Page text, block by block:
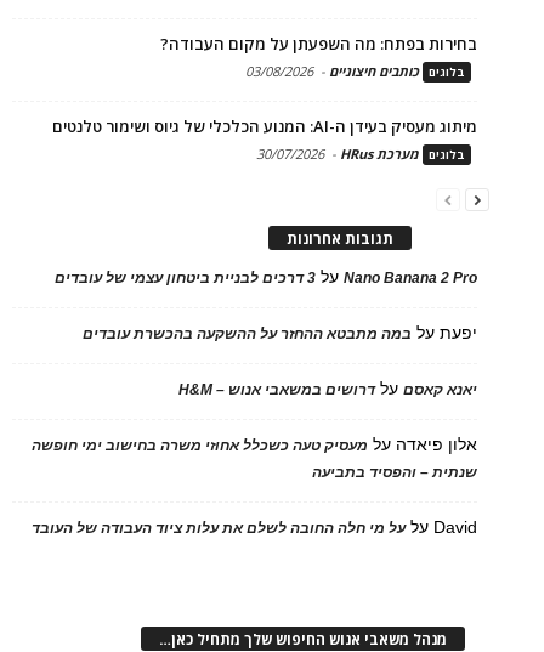
בחירות בפתח: מה השפעתן על מקום העבודה?
בלוגים כותבים חיצוניים -
03/08/2026
מיתוג מעסיק בעידן ה-AI: המנוע הכלכלי של גיוס ושימור טלנטים
בלוגים מערכת HRus -
30/07/2026
תגובות אחרונות
Nano Banana 2 Proעל 3 דרכים לבניית ביטחון עצמי של עובדים
יפעתעל במה מתבטא ההחזר על ההשקעה בהכשרת עובדים
יאנא קאסםעלדרושים במשאבי אנוש – H&M
אלון פיאדה על מעסיק טעה כשכלל אחוזי משרה בחישוב ימי חופשה
שנתית – והפסיד בתביעה
David עלעל מי חלה החובה לשלם את עלות ציוד העבודה של העובד
מנהל משאבי אנוש החיפוש שלך מתחיל כאן…